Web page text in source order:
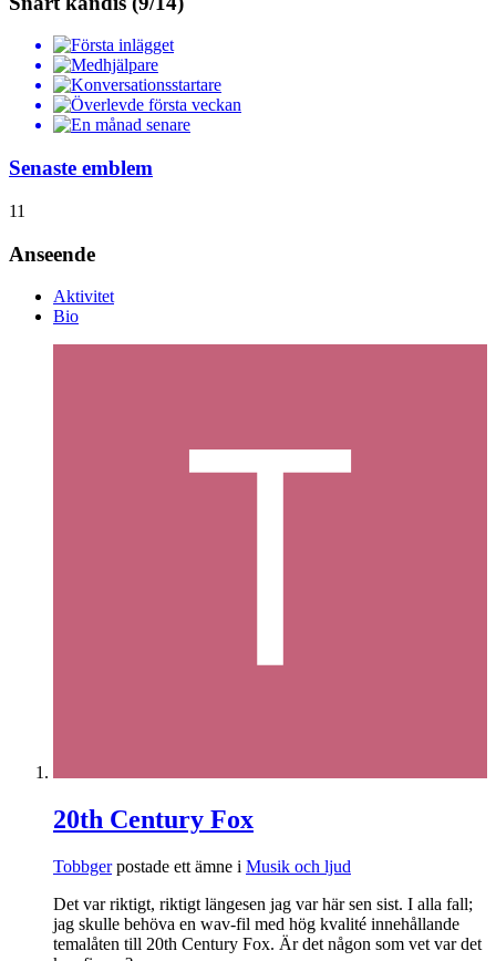
Senaste emblem
11
Anseende
Aktivitet
Bio
20th Century Fox
Tobbgerpostade ett ämne i Musik och ljud
Det var riktigt, riktigt längesen jag var här sen sist. I alla fall;
jag skulle behöva en wav-fil med hög kvalité innehållande
temalåten till 20th Century Fox. Är det någon som vet var det